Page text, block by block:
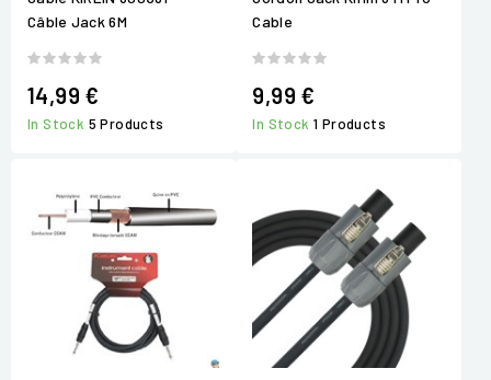
Câble Jack 6M
14,99 €
In Stock 5 Products
Cable
9,99 €
In Stock1 Products